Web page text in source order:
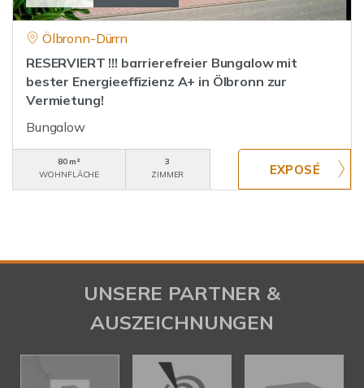
Ölbronn-Dürrn
RESERVIERT !!! barrierefreier Bungalow mit
bester Energieeffizienz A+ in Ölbronn zur
Vermietung!
Bungalow
80 m²
WOHNFLÄCHE
3
ZIMMER
UNSERE PARTNER &
AUSZEICHNUNGEN